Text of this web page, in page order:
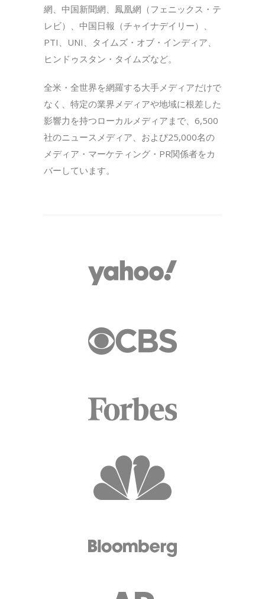
網、中国新聞網、鳳凰網（フェニックス・テ
レビ）、中国日報（チャイナデイリー）、
PTI、UNI、タイムズ・オブ・インディア、
ヒンドゥスタン・タイムズなど。
全米・全世界を網羅する大手メディアだけで
なく、特定の業界メディアや地域に根差した
影響力を持つローカルメディアまで、6,500
社のニュースメディア、および25,000名の
メディア・マーケティング・PR関係者をカ
バーしています。